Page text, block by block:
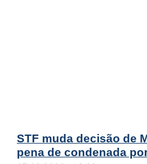
STF muda decisão de
pena de condenada